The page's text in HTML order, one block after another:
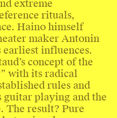
extreme
rituals,
Haino himself
maker Antonin
earliest influences.
concept of the
with its radical
rules and
playing and the
The result? Pure